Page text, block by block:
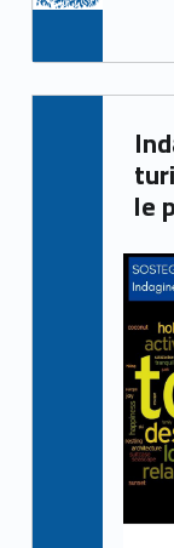
Indagine sull’andamento del
le